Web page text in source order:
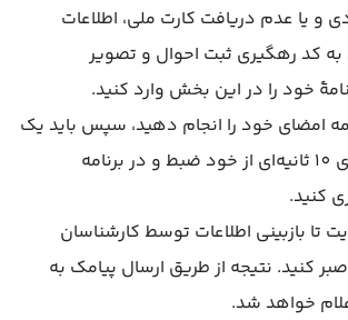
و یا عدم دریافت کارت ملی، اطلاعات
به کد رهگیری ثبت احوال و تصویر
خود را در این بخش وارد کنید.
امضای خود را انجام دهید، سپس باید یک
ویدئوی 10 ثانیه‌ای از خود ضبط و در برنامه
کنید.
تا بازبینی اطلاعات توسط کارشناسان
کنید. نتیجه از طریق ارسال پیامک به
خواهد شد.